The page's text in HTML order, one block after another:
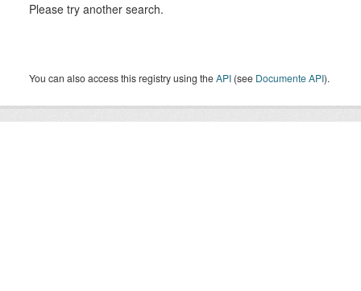
Please try another search.
You can also access this registry using theAPI (see Documente API).